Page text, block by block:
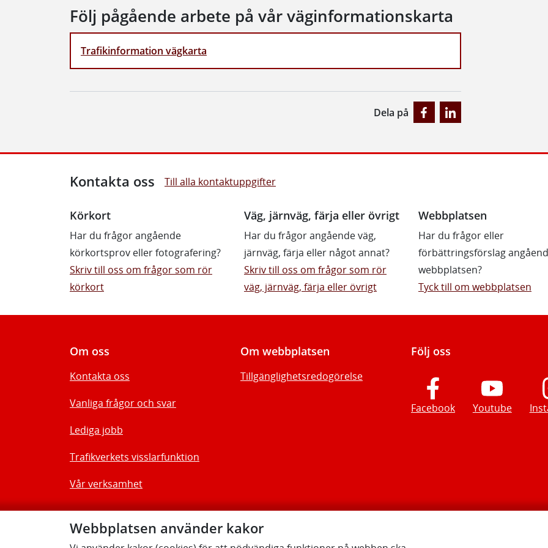
Följ pågående arbete på vår väginformationskarta
Trafikinformation vägkarta
Dela på
Webbplatsen använder kakor
Kontakta oss Till alla kontaktuppgifter
Körkort
Har du frågor angående
körkortsprov eller fotografering?
Skriv till oss om frågor som rör
körkort
Väg, järnväg, färja eller övrigt
Har du frågor angående väg,
järnväg, färja eller något annat?
Skriv till oss om frågor som rör
väg, järnväg, färja eller övrigt
Webbplatsen
Har du frågor eller
förbättringsförslag
webbplatsen?
Tyck till om webbplatsen
Om oss
Kontakta oss
Vanliga frågor och svar
Lediga jobb
Trafikverkets visslarfunktion
Vår verksamhet
Om webbplatsen
Tillgänglighetsredogörelse
Följ oss
Facebook Youtube